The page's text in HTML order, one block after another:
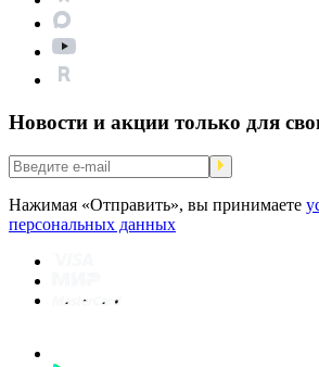
Новости и акции только для
Нажимая «Отправить», вы принимаете
персональных данных